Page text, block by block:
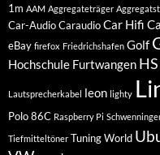
1m AAM Aggregateträger
Car-AudioCaraudioCar Hifi
eBay firefox Friedrichshafen Golf
Hochschule Furtwangen
Lautsprecherkabel leon lighty
Polo 86C Raspberry Pi
Tiefmitteltöner Tuning World